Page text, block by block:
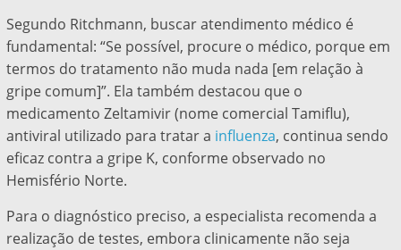
Segundo Ritchmann, buscar atendimento médico é
fundamental: “Se possível, procure o médico, porque em
termos do tratamento não muda nada [em relação à
gripe comum]”. Ela também destacou que o
medicamento Zeltamivir (nome comercial Tamiflu),
antiviral utilizado para tratar a influenza, continua sendo
eficaz contra a gripe K, conforme observado no
Hemisfério Norte.
Para o diagnóstico preciso, a especialista recomenda a
realização de testes, embora clinicamente não seja